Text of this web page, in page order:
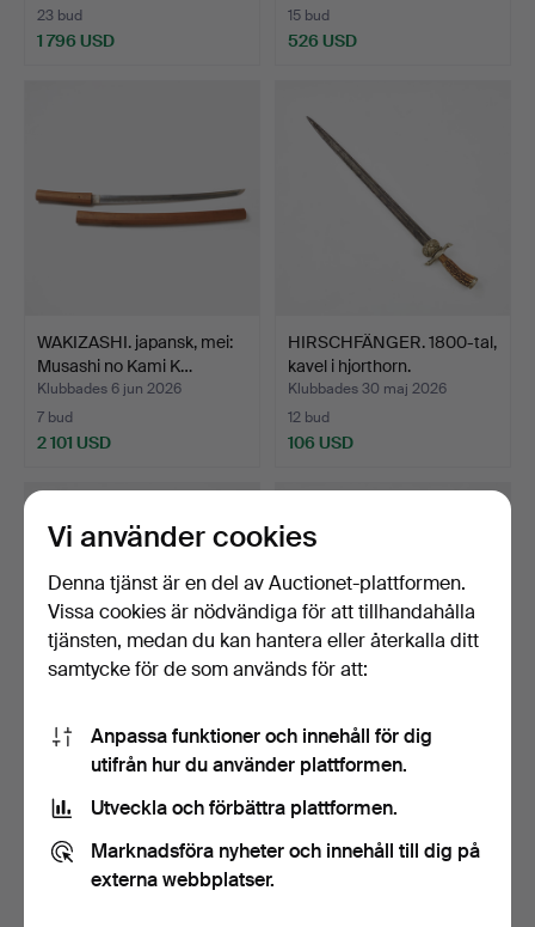
23 bud
1 796 USD
15 bud
526 USD
WAKIZASHI. japansk, mei:
Musashi no Kami K…
Klubbades 6 jun 2026
7 bud
2 101 USD
HIRSCHFÄNGER. 1800-tal,
kavel i hjorthorn.
Klubbades 30 maj 2026
12 bud
106 USD
YATAGAN. osmansk, 1800-
tal, kavelplattor i…
8 bud
358 USD
KAVALLERIOFFICERS
VÄRJA. svensk, 1700-tale…
16 bud
1 025 USD
Vi använder cookies
Denna tjänst är en del av Auctionet-plattformen.
Vissa cookies är nödvändiga för att tillhandahålla
tjänsten, medan du kan hantera eller återkalla ditt
samtycke för de som används för att:
Anpassa funktioner och innehåll för dig
utifrån hur du använder plattformen.
Utveckla och förbättra plattformen.
Marknadsföra nyheter och innehåll till dig på
externa webbplatser.